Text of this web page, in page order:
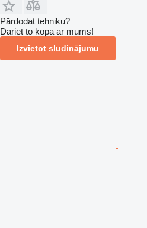
Pārdodat tehniku?
Dariet to kopā ar mums!
Izvietot sludinājumu